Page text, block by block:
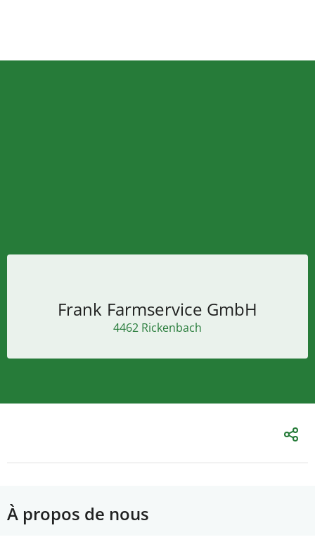
Frank Farmservice GmbH
4462 Rickenbach
À propos de nous